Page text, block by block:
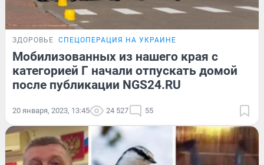
ЗДОРОВЬЕ СПЕЦОПЕРАЦИЯ НА УКРАИНЕ
Мобилизованных из нашего края с
категорией Г начали отпускать домой
после публикации NGS24.RU
20 января, 2023, 13:45 24 527 55